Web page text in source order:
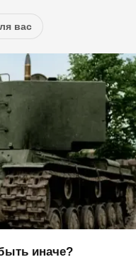
вас
иначе?